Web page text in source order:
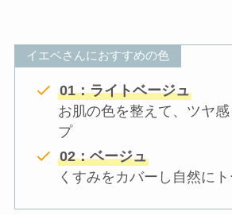
イエベさんにおすすめの色
01：ライトベージュ
お肌の色を整えて、ツヤ
プ
02：ベージュ
くすみをカバーし自然に